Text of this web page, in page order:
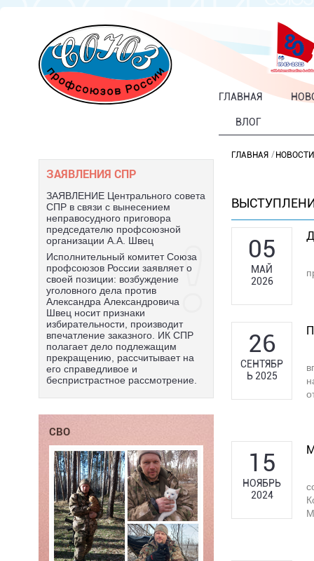
ГЛАВНАЯ
ВЛОГ
ЗАЯВЛЕНИЯ СПР
ЗАЯВЛЕНИЕ Центрального совета
СПР в связи с вынесением
неправосудного приговора
председателю профсоюзной
организации А.А. Швец
Исполнительный комитет Союза
профсоюзов России заявляет о
своей позиции: возбуждение
уголовного дела против
Александра Александровича
Швец носит признаки
избирательности, производит
впечатление заказного. ИК СПР
полагает дело подлежащим
прекращению, рассчитывает на
его справедливое и
беспристрастное рассмотрение.
СВО
ГЛАВНАЯ
05
МАЙ
2026
26
СЕНТЯБР
Ь 2025
15
НОЯБРЬ
2024